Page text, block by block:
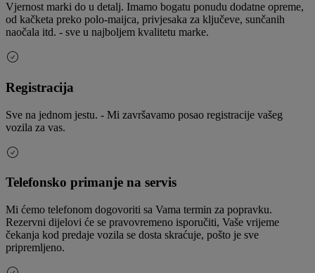
Vjernost marki do u detalj. Imamo bogatu ponudu dodatne opreme,
od kačketa preko polo-maijca, privjesaka za ključeve, sunčanih
naočala itd. - sve u najboljem kvalitetu marke.
Registracija
Sve na jednom jestu. - Mi završavamo posao registracije vašeg
vozila za vas.
Telefonsko primanje na servis
Mi ćemo telefonom dogovoriti sa Vama termin za popravku.
Rezervni dijelovi će se pravovremeno isporučiti, Vaše vrijeme
čekanja kod predaje vozila se dosta skraćuje, pošto je sve
pripremljeno.